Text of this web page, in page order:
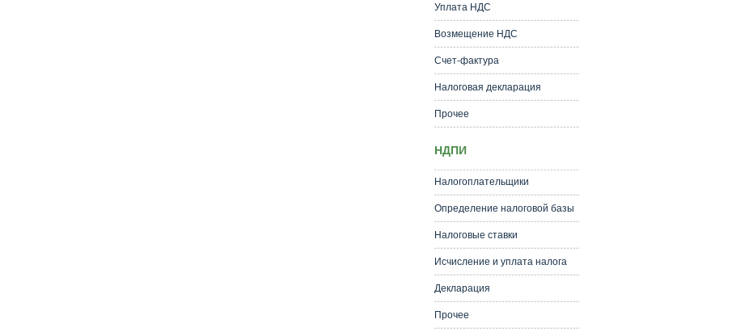
Уплата НДС
Возмещение НДС
Счет-фактура
Налоговая декларация
Прочее
НДПИ
Налогоплательщики
Определение налоговой базы
Налоговые ставки
Исчисление и уплата налога
Декларация
Прочее